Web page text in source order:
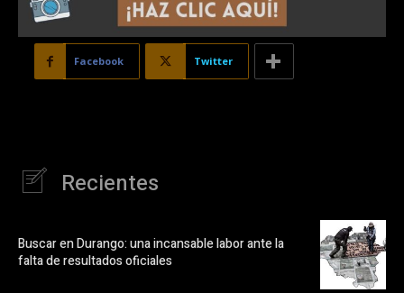
Facebook Twitter
Recientes
Buscar en Durango: una incansable labor ante la
falta de resultados oficiales